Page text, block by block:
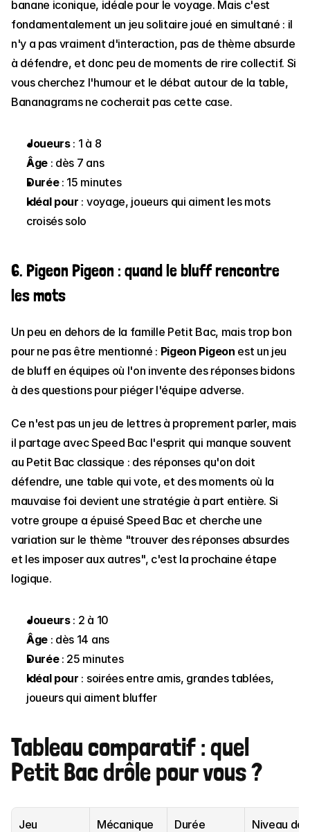
banane iconique, idéale pour le voyage. Mais c'est
fondamentalement un jeu solitaire joué en simultané : il
n'y a pas vraiment d'interaction, pas de thème absurde
à défendre, et donc peu de moments de rire collectif. Si
vous cherchez l'humour et le débat autour de la table,
Bananagrams ne cocherait pas cette case.
Joueurs : 1 à 8
Âge : dès 7 ans
Durée : 15 minutes
Idéal pour : voyage, joueurs qui aiment les mots
croisés solo
6. Pigeon Pigeon : quand le bluff rencontre
les mots
Un peu en dehors de la famille Petit Bac, mais trop bon
pour ne pas être mentionné : Pigeon Pigeon est un jeu
de bluff en équipes où l'on invente des réponses bidons
à des questions pour piéger l'équipe adverse.
Ce n'est pas un jeu de lettres à proprement parler, mais
il partage avec Speed Bac l'esprit qui manque souvent
au Petit Bac classique : des réponses qu'on doit
défendre, une table qui vote, et des moments où la
mauvaise foi devient une stratégie à part entière. Si
votre groupe a épuisé Speed Bac et cherche une
variation sur le thème "trouver des réponses absurdes
et les imposer aux autres", c'est la prochaine étape
logique.
Joueurs : 2 à 10
Âge : dès 14 ans
Durée : 25 minutes
Idéal pour : soirées entre amis, grandes tablées,
joueurs qui aiment bluffer
Tableau comparatif : quel
Petit Bac drôle pour vous ?
Jeu
Mécanique
Durée
Niveau de